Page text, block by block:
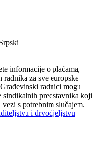
informacije o plaćama,
za sve europske
radnici mogu
sindikalnih predstavnika koji
s potrebnim slučajem.